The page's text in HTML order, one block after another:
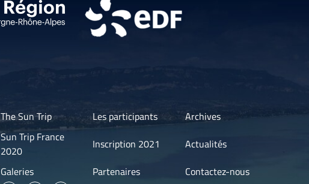
The Sun Trip Les participants
Archives
Sun Trip France
2020
Inscription 2021
Actualités
Galeries
Partenaires Contactez-nous